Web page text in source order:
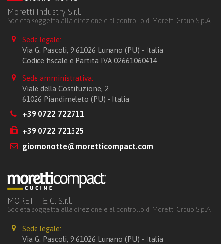
Moretti Industry S.r.l.
Società soggetta alla direzione e al controllo di Moretti Group S.p.A
Sede legale:
Via G. Pascoli, 9 61026 Lunano (PU) - Italia
Codice fiscale e Partita IVA 02661060414
Sede amministrativa:
Viale della Costituzione, 2
61026 Piandimeleto (PU) - Italia
+39 0722 722711
+39 0722 721325
giornonotte@moretticompact.com
MORETTI & C. S.r.l.
Società soggetta alla direzione e al controllo di Moretti Group S.p.A
Sede legale:
Via G. Pascoli, 9 61026 Lunano (PU) - Italia